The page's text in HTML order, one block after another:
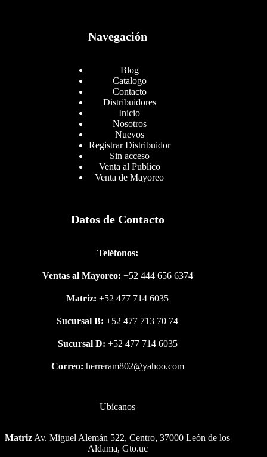
Navegación
Blog
Catalogo
Contacto
Distribuidores
Inicio
Nosotros
Nuevos
Registrar Distribuidor
Sin acceso
Venta al Publico
Venta de Mayoreo
Datos de Contacto
Teléfonos:
Ventas al Mayoreo: +52 444 656 6374
Matriz: +52 477 714 6035
Sucursal B:+52 477 713 70 74
Sucursal D: +52 477 714 6035
Correo: herreram802@yahoo.com
Ubícanos
Matriz Av. Miguel Alemán 522, Centro, 37000 León de los
Aldama, Gto.uc